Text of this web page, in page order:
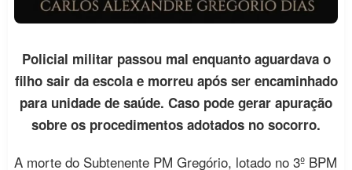
Policial militar passou mal enquanto aguardava o
filho sair da escola e morreu após ser encaminhado
para unidade de saúde. Caso pode gerar apuração
sobre os procedimentos adotados no socorro.
A morte do Subtenente PM Gregório, lotado no 3º BPM